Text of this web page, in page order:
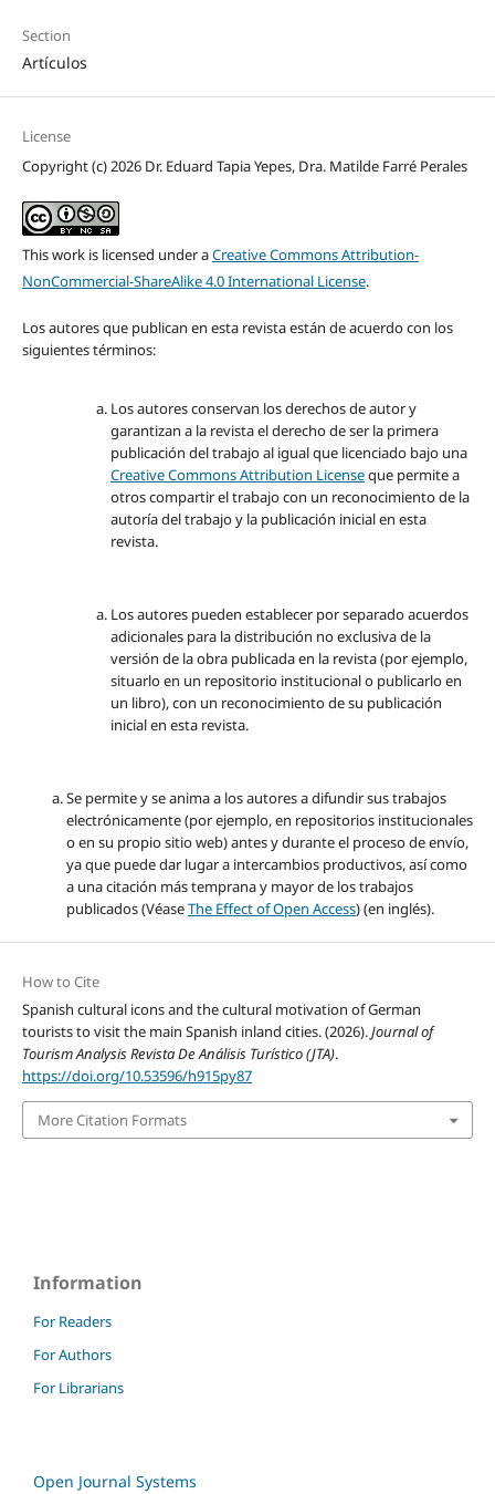
Section
Artículos
License
Copyright (c) 2026 Dr. Eduard Tapia Yepes, Dra. Matilde Farré Perales
This work is licensed under aCreative Commons Attribution-
NonCommercial-ShareAlike 4.0 International License.
Los autores que publican en esta revista están de acuerdo con los
siguientes términos:
Los autores conservan los derechos de autor y
garantizan a la revista el derecho de ser la primera
publicación del trabajo al igual que licenciado bajo una
Creative Commons Attribution Licenseque permite a
otros compartir el trabajo con un reconocimiento de la
autoría del trabajo y la publicación inicial en esta
revista.
Los autores pueden establecer por separado acuerdos
adicionales para la distribución no exclusiva de la
versión de la obra publicada en la revista (por ejemplo,
situarlo en un repositorio institucional o publicarlo en
un libro), con un reconocimiento de su publicación
inicial en esta revista.
Se permite y se anima a los autores a difundir sus trabajos
electrónicamente (por ejemplo, en repositorios institucionales
o en su propio sitio web) antes y durante el proceso de envío,
ya que puede dar lugar a intercambios productivos, así como
a una citación más temprana y mayor de los trabajos
publicados (VéaseThe Effect of Open Access) (en inglés).
How to Cite
Spanish cultural icons and the cultural motivation of German
tourists to visit the main Spanish inland cities. (2026).Journal of
Tourism Analysis Revista De Análisis Turístico (JTA).
https://doi.org/10.53596/h915py87
More Citation Formats
Information
For Readers
For Authors
For Librarians
Open Journal Systems